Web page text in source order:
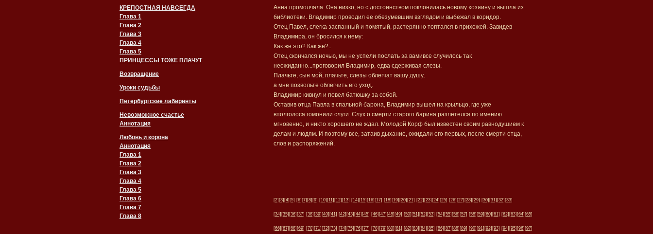
КРЕПОСТНАЯ НАВСЕГДА
Глава 1
Глава 2
Глава 3
Глава 4
Глава 5
ПРИНЦЕССЫ ТОЖЕ ПЛАЧУТ
Возвращение
Уроки судьбы
Петербургские лабиринты
Невозможное счастье
Аннотация
Любовь и корона
Аннотация
Глава 1
Глава 2
Глава 3
Глава 4
Глава 5
Глава 6
Глава 7
Глава 8
Анна промолчала. Она низко, но с достоинством поклонилась новому хозяину и вышла из
библиотеки. Владимир проводил ее обезумевшим взглядом и выбежал в коридор.
Отец Павел, слегка заспанный и помятый, растерянно топтался в прихожей. Завидев
Владимира, он бросился к нему:
Как же это? Как же?..
Отец скончался ночью, мы не успели послать за вамивсе случилось так
неожиданно...проговорил Владимир, едва сдерживая слезы.
Плачьте, сын мой, плачьте, слезы облегчат вашу душу,
а мне позвольте облегчить его уход.
Владимир кивнул и повел батюшку за собой.
Оставив отца Павла в спальной барона, Владимир вышел на крыльцо, где уже
вполголоса гомонили слуги. Слух о смерти старого барина разлетелся по имению
мгновенно, и никто хорошего не ждал. Молодой Корф был известен своим равнодушием к
делам и людям. И поэтому все, затаив дыхание, ожидали его первых, после смерти отца,
слов и распоряжений.
[2] [3] [4] [5] [6] [7] [8] [9] [10] [11] [12] [13] [14] [15] [16] [17] [18] [19] [20] [21] [22] [23] [24] [25] [26] [27] [28] [29] [30] [31] [32] [33]
[34] [35] [36] [37] [38] [39] [40] [41] [42] [43] [44] [45] [46] [47] [48] [49] [50] [51] [52] [53] [54] [55] [56] [57] [58] [59] [60] [61] [62] [63] [64] [65]
[66] [67] [68] [69] [70] [71] [72] [73] [74] [75] [76] [77] [78] [79] [80] [81] [82] [83] [84] [85] [86] [87] [88] [89] [90] [91] [92] [93] [94] [95] [96] [97]